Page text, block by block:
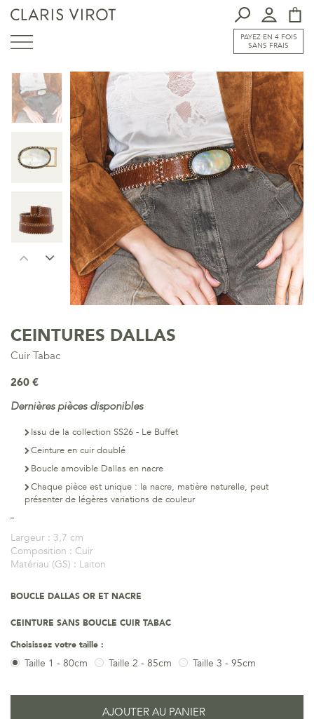
PAYEZ EN 4 FOIS
SANS FRAIS
CEINTURES DALLAS
Cuir Tabac
260 €
Dernières pièces disponibles
Issu de la collection SS26 - Le Buffet
Ceinture en cuir doublé
Boucle amovible Dallas en nacre
Chaque pièce est unique : la nacre, matière naturelle, peut
présenter de légères variations de couleur
Largeur : 3,7 cm
Composition : Cuir
Matériau (GS) : Laiton
BOUCLE DALLAS OR ET NACRE
CEINTURE SANS BOUCLE CUIR TABAC
Choisissez votre taille :
Taille 1 - 80cm Taille 2 - 85cm Taille 3 - 95cm
AJOUTER AU PANIER